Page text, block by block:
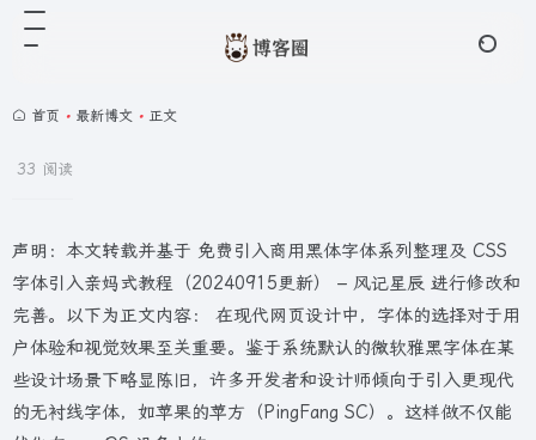
首页 • 最新博文 • 正文
33 阅读
声明：本文转载并基于 免费引入商用黑体字体系列整理及 CSS
字体引入亲妈式教程（20240915更新） – 风记星辰 进行修改和
完善。以下为正文内容： 在现代网页设计中，字体的选择对于用
户体验和视觉效果至关重要。鉴于系统默认的微软雅黑字体在某
些设计场景下略显陈旧，许多开发者和设计师倾向于引入更现代
的无衬线字体，如苹果的苹方（PingFang SC）。这样做不仅能